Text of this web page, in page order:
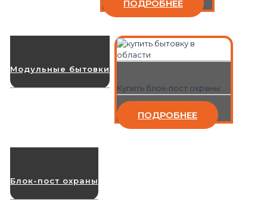
ПОДРОБНЕЕ
Модульные бытовки
Купить блок-пост охраны
ПОДРОБНЕЕ
Блок-пост охраны